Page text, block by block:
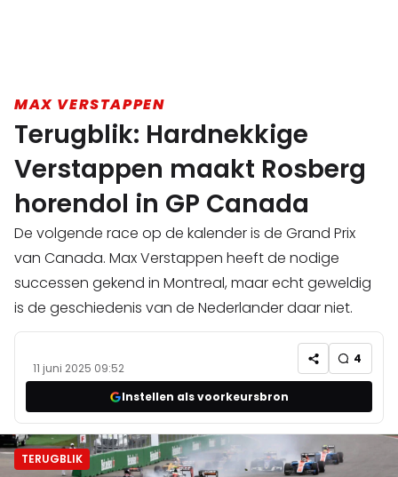
MAX VERSTAPPEN
Terugblik: Hardnekkige
Verstappen maakt Rosberg
horendol in GP Canada
De volgende race op de kalender is de Grand Prix
van Canada. Max Verstappen heeft de nodige
successen gekend in Montreal, maar echt geweldig
is de geschiedenis van de Nederlander daar niet.
11 juni 2025 09:52
4
Instellen als voorkeursbron
TERUGBLIK